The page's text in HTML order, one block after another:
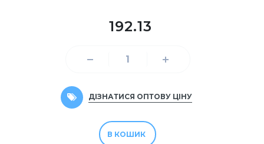
192.13
ДІЗНАТИСЯ ОПТОВУ ЦІНУ
В КОШИК